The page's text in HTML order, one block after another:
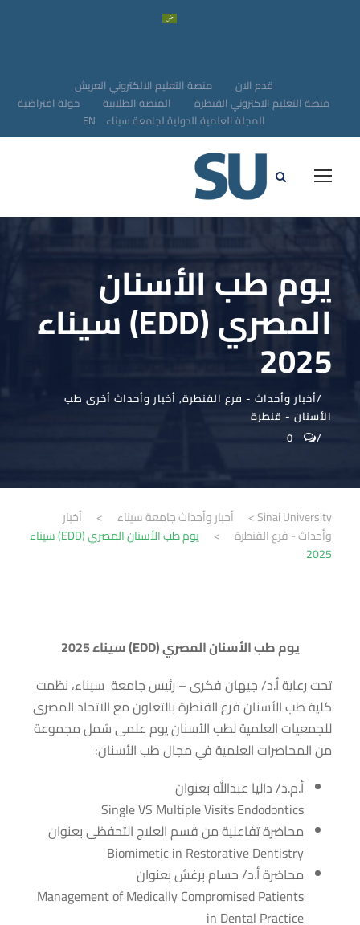
قدم الان
منصة التعليم الالكتروني العريش
منصة التعليم الاكتروني القنطرة
المنصة الطلابية
جولة افتراضية
المجلة العلمية الدولية لجامعة سيناء EN
يوم طب الأسنان
المصري (EDD) سيناء
2025
أخبار وأحداث - فرع القنطرة, أخبار وأحداث أخرى طب
الأسنان - قنطرة
0
Sinai University
> أخبار وأحداث جامعة سيناء >
أخبار
وأحداث - فرع القنطرة
>
يوم طب الأسنان المصري (EDD) سيناء
2025
يوم طب الأسنان المصري (EDD) سيناء 2025
تحت رعاية أ.د/ جيهان فكرى – رئيس جامعة سيناء، نظمت
كلية طب الأسنان فرع القنطرة بالتعاون مع الاتحاد المصرى
للجمعيات العلمية لطب الأسنان يوم علمى شمل مجموعة
من المحاضرات العلمية في مجال طب الأسنان:
أ.م.د/ داليا عبدالله بعنوان
Single VS Multiple Visits Endodontics
محاضرة تفاعلية من قسم العلاج التحفظى بعنوان
Biomimetic in Restorative Dentistry
محاضرة أ.د/ حسام برغش بعنوان
Management of Medically Compromised Patients
in Dental Practice